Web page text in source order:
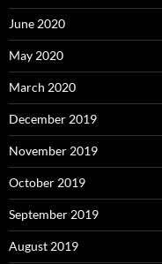
June 2020
May 2020
March 2020
December 2019
November 2019
October 2019
September 2019
August 2019